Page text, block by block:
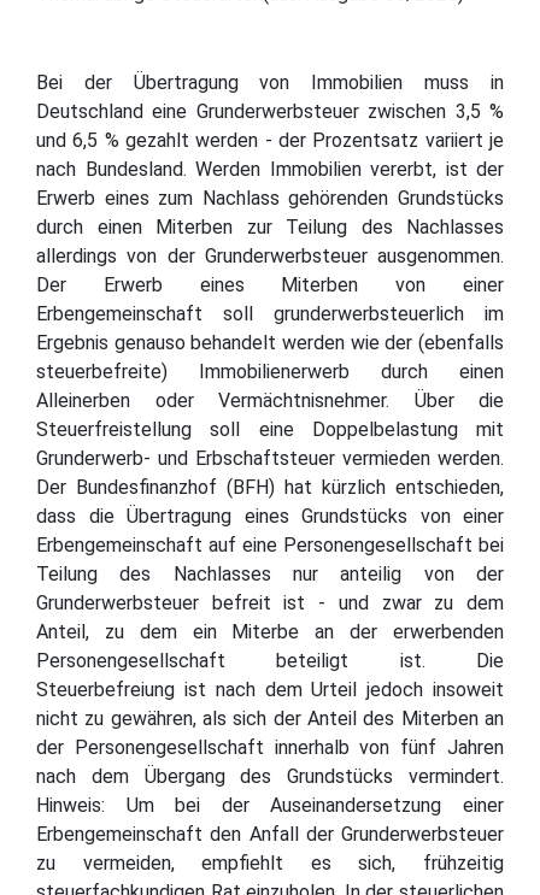
Bei der Übertragung von Immobilien muss in
Deutschland eine Grunderwerbsteuer zwischen 3,5 %
und 6,5 % gezahlt werden - der Prozentsatz variiert je
nach Bundesland. Werden Immobilien vererbt, ist der
Erwerb eines zum Nachlass gehörenden Grundstücks
durch einen Miterben zur Teilung des Nachlasses
allerdings von der Grunderwerbsteuer ausgenommen.
Der Erwerb eines Miterben von einer
Erbengemeinschaft soll grunderwerbsteuerlich im
Ergebnis genauso behandelt werden wie der (ebenfalls
steuerbefreite) Immobilienerwerb durch einen
Alleinerben oder Vermächtnisnehmer. Über die
Steuerfreistellung soll eine Doppelbelastung mit
Grunderwerb- und Erbschaftsteuer vermieden werden.
Der Bundesfinanzhof (BFH) hat kürzlich entschieden,
dass die Übertragung eines Grundstücks von einer
Erbengemeinschaft auf eine Personengesellschaft bei
Teilung des Nachlasses nur anteilig von der
Grunderwerbsteuer befreit ist - und zwar zu dem
Anteil, zu dem ein Miterbe an der erwerbenden
Personengesellschaft beteiligt ist. Die
Steuerbefreiung ist nach dem Urteil jedoch insoweit
nicht zu gewähren, als sich der Anteil des Miterben an
der Personengesellschaft innerhalb von fünf Jahren
nach dem Übergang des Grundstücks vermindert.
Hinweis: Um bei der Auseinandersetzung einer
Erbengemeinschaft den Anfall der Grunderwerbsteuer
zu vermeiden, empfiehlt es sich, frühzeitig